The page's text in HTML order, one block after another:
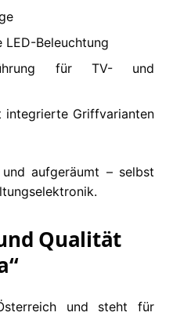
Beleuchtung
für TV- und
Griffvarianten
aufgeräumt – selbst
Qualität
und steht für